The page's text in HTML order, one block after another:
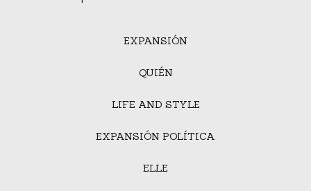
EXPANSIÓN
QUIÉN
LIFE AND STYLE
EXPANSIÓN POLÍTICA
ELLE